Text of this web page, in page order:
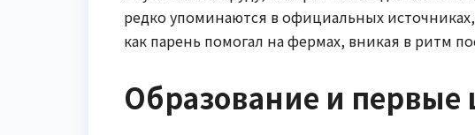
редко упоминаются в официальных
как парень помогал на фермах, вникая в ритм
Образование и первые